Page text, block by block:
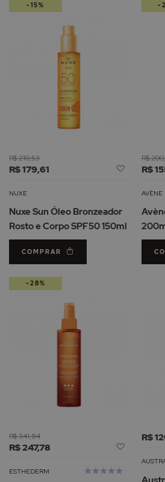
R$ 179,61
R$ 210,53
Adicionar
Lista
Desejos
NUXE
Nuxe Sun Óleo Bronzeador
Rosto e Corpo SPF50 150ml
COMPRAR
-15%
R$
R$
AVÈNE
-
R$ 247,78
R$ 341,84
ESTHEDERM
Avaliação:
-28%
R$